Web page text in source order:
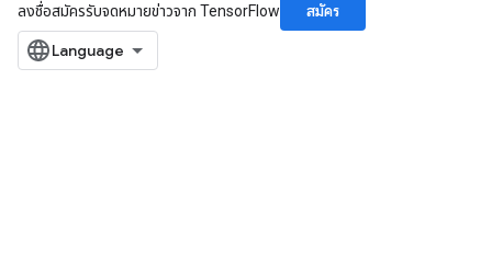
ลงชื่อสมัครรับจดหมายข่าวจาก TensorFlow
สมัคร